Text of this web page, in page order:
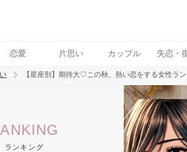
恋愛 片思い カップル 失恋・
ド
【星座別】期待大♡この秋、熱い恋をする女性ラ
ランキング